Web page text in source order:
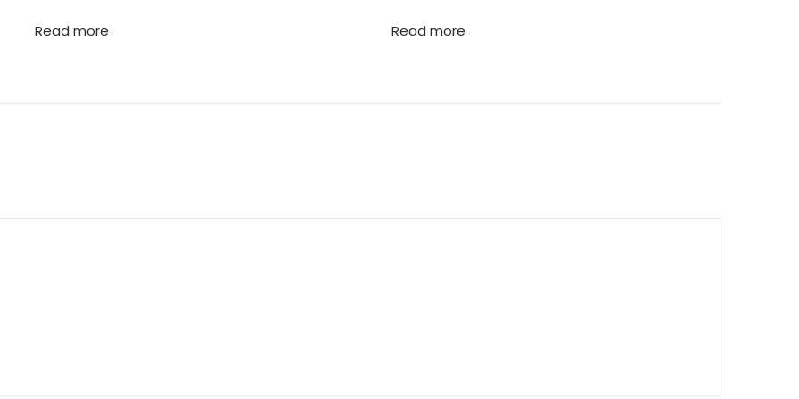
Read more Read more